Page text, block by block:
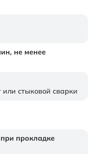
не менее
стыковой сварки
прокладке